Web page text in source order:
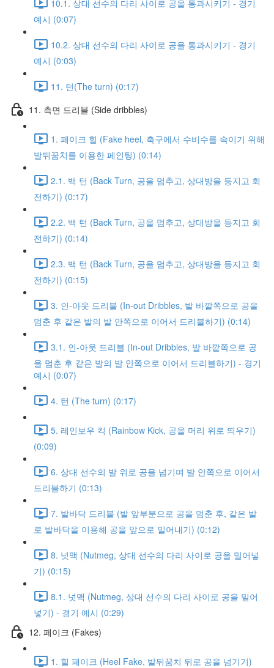
10.1. 상대 선수의 다리 사이로 공을 통과시키기 - 경기
예시 (0:07)
10.2. 상대 선수의 다리 사이로 공을 통과시키기 - 경기
예시 (0:03)
11. 턴(The turn) (0:17)
11. 측면 드리블 (Side dribbles)
1. 페이크 힐 (Fake heel, 축구에서 수비수를 속이기 위해
발뒤꿈치를 이용한 페인팅) (0:14)
2.1. 백 턴 (Back Turn, 공을 멈추고, 상대방을 등지고 회
전하기) (0:17)
2.2. 백 턴 (Back Turn, 공을 멈추고, 상대방을 등지고 회
전하기) (0:14)
2.3. 백 턴 (Back Turn, 공을 멈추고, 상대방을 등지고 회
전하기) (0:15)
3. 인-아웃 드리블 (In-out Dribbles, 발 바깥쪽으로 공을
멈춘 후 같은 발의 발 안쪽으로 이어서 드리블하기) (0:14)
3.1. 인-아웃 드리블 (In-out Dribbles, 발 바깥쪽으로 공
을 멈춘 후 같은 발의 발 안쪽으로 이어서 드리블하기) - 경기
예시 (0:07)
4. 턴 (The turn) (0:17)
5. 레인보우 킥 (Rainbow Kick, 공을 머리 위로 띄우기)
(0:09)
6. 상대 선수의 발 위로 공을 넘기며 발 안쪽으로 이어서
드리블하기 (0:13)
7. 발바닥 드리블 (발 앞부분으로 공을 멈춘 후, 같은 발
로 발바닥을 이용해 공을 앞으로 밀어내기) (0:12)
8. 넛맥 (Nutmeg, 상대 선수의 다리 사이로 공을 밀어넣
기) (0:15)
8.1. 넛맥 (Nutmeg, 상대 선수의 다리 사이로 공을 밀어
넣기) - 경기 예시 (0:29)
12. 페이크 (Fakes)
1. 힐 페이크 (Heel Fake, 발뒤꿈치 뒤로 공을 넘기기)